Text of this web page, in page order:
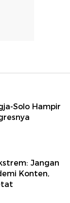
Solo Hampir
Jangan
Konten,